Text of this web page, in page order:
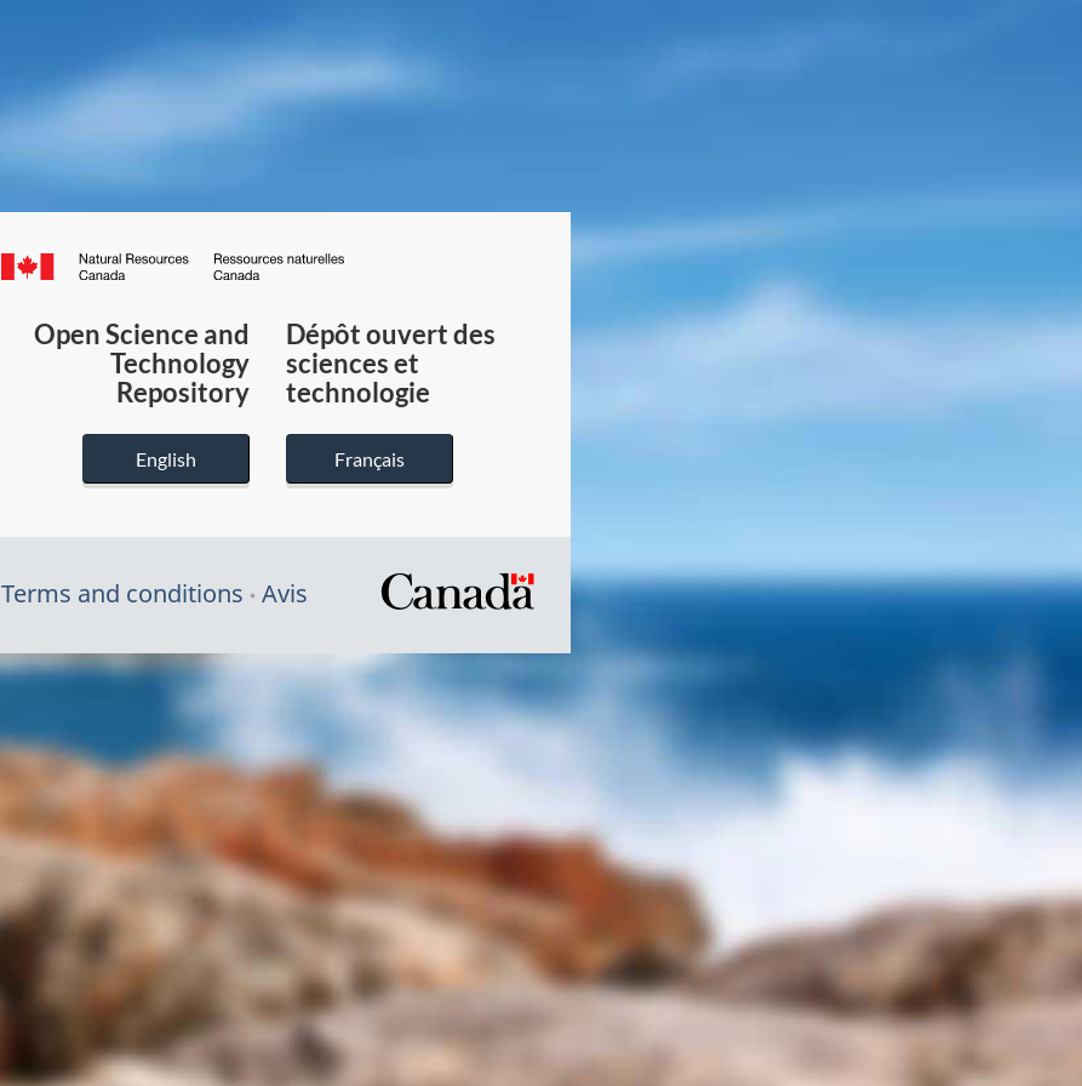
Canada.ca
du
Canada
Open Science and
Technology
Repository
English
Dépôt ouvert des
sciences et
technologie
Français
Terms and conditions Avis
/
gouvernement